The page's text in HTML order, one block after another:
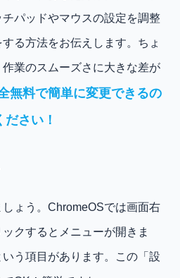
パッドやマウスの設定を調整
る方法をお伝えします。ちょ
業のスムーズさに大きな差が
無料で簡単に変更できるの
さい！
ょう。ChromeOSでは画面右
クするとメニューが開きま
う項目があります。この「設